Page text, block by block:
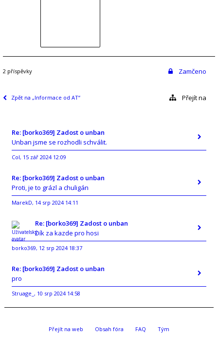
2 příspěvky Zamčeno
Zpět na „Informace od AT“ Přejít na
Re: [borko369] Zadost o unban
Unban jsme se rozhodli schválit.
Col, 15 zář 2024 12:09
Re: [borko369] Zadost o unban
Proti, je to grázl a chuligán
MarekD, 14 srp 2024 14:11
Re: [borko369] Zadost o unban
Dík za kazde pro hosi
borko369, 12 srp 2024 18:37
Re: [borko369] Zadost o unban
pro
Struage_ , 10 srp 2024 14:58
Přejít na web Obsah fóra FAQ Tým